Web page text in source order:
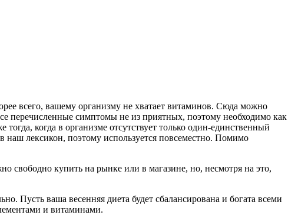
всего, вашему организму не хватает витаминов. Сюда можно
перечисленные симптомы не из приятных, поэтому необходимо как
когда в организме отсутствует только один-единственный
лексикон, поэтому используется повсеместно. Помимо
свободно купить на рынке или в магазине, но, несмотря на это,
Пусть ваша весенняя диета будет сбалансирована и богата всеми
и витаминами.